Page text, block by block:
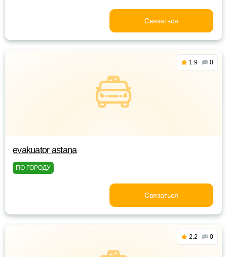
Связаться
1.9 0
evakuator astana
ПО ГОРОДУ
Связаться
2.2 0